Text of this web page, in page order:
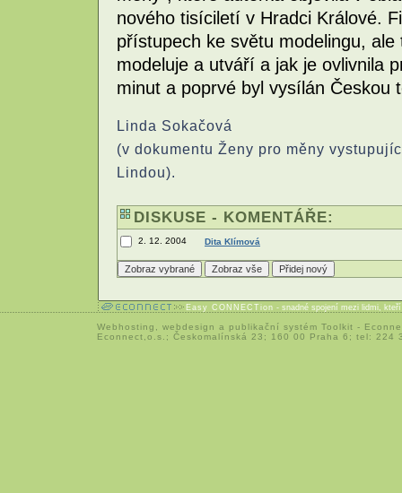
nového tisíciletí v Hradci Králové.
přístupech ke světu modelingu,
modeluje a utváří a jak je ovlivnila
minut a poprvé byl vysílán Českou
Linda Sokačová
(v dokumentu Ženy pro měny
Lindou).
DISKUSE - KOMENTÁŘE:
2. 12. 2004 Dita Klímová
Easy CONNECTion - snadné spojení mezi lidmi,
Webhosting webdesign a publikační systém Toolkit -
Econnect,o.s.; Českomalínská 23; 160 00 Praha 6; tel: 224